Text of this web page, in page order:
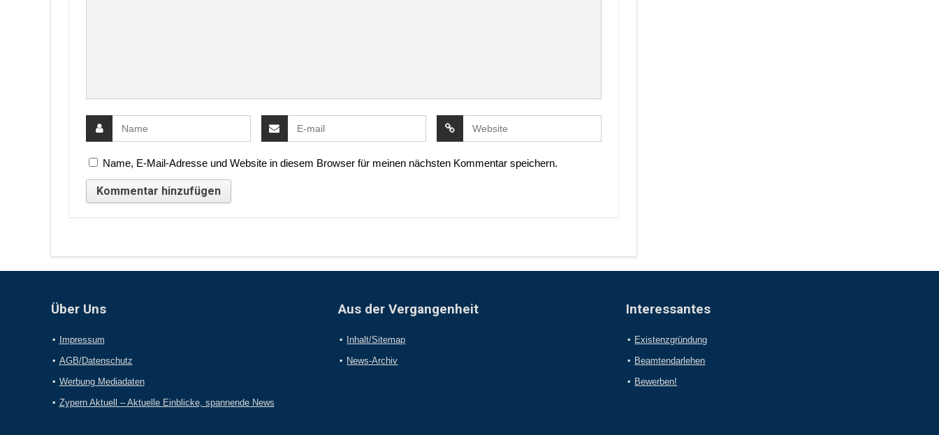
Name, E-Mail-Adresse und Website in diesem Browser für meinen nächsten Kommentar speichern.
Über Uns
Impressum
AGB/Datenschutz
Werbung Mediadaten
Zypern Aktuell – Aktuelle Einblicke, spannende News
Aus der Vergangenheit
Inhalt/Sitemap
News-Archiv
Interessantes
Existenzgründung
Beamtendarlehen
Bewerben!